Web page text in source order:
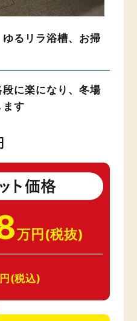
るリラ浴槽、お掃
に楽になり、冬場
す
万円(税抜)
(税込)